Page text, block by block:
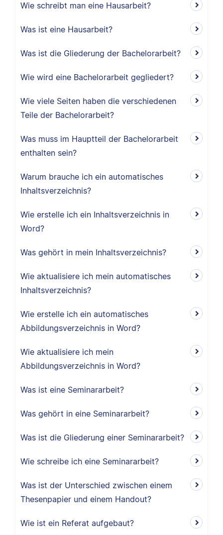
Wie schreibt man eine Hausarbeit?
Was ist eine Hausarbeit?
Was ist die Gliederung der Bachelorarbeit?
Wie wird eine Bachelorarbeit gegliedert?
Wie viele Seiten haben die verschiedenen
Teile der Bachelorarbeit?
Was muss im Hauptteil der Bachelorarbeit
enthalten sein?
Warum brauche ich ein automatisches
Inhaltsverzeichnis?
Wie erstelle ich ein Inhaltsverzeichnis in
Word?
Was gehört in mein Inhaltsverzeichnis?
Wie aktualisiere ich mein automatisches
Inhaltsverzeichnis?
Wie erstelle ich ein automatisches
Abbildungsverzeichnis in Word?
Wie aktualisiere ich mein
Abbildungsverzeichnis in Word?
Was ist eine Seminararbeit?
Was gehört in eine Seminararbeit?
Was ist die Gliederung einer Seminararbeit?
Wie schreibe ich eine Seminararbeit?
Was ist der Unterschied zwischen einem
Thesenpapier und einem Handout?
Wie ist ein Referat aufgebaut?